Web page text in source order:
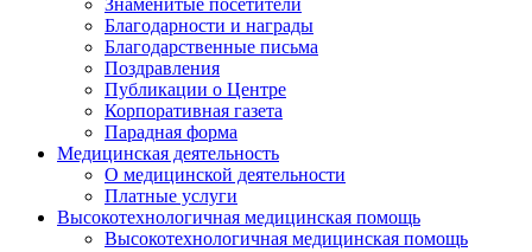
Благодарности и награды
Благодарственные письма
Поздравления
Публикации о Центре
Корпоративная газета
Парадная форма
Медицинская деятельность
О медицинской деятельности
Платные услуги
Высокотехнологичная медицинская помощь
Высокотехнологичная медицинская помощь